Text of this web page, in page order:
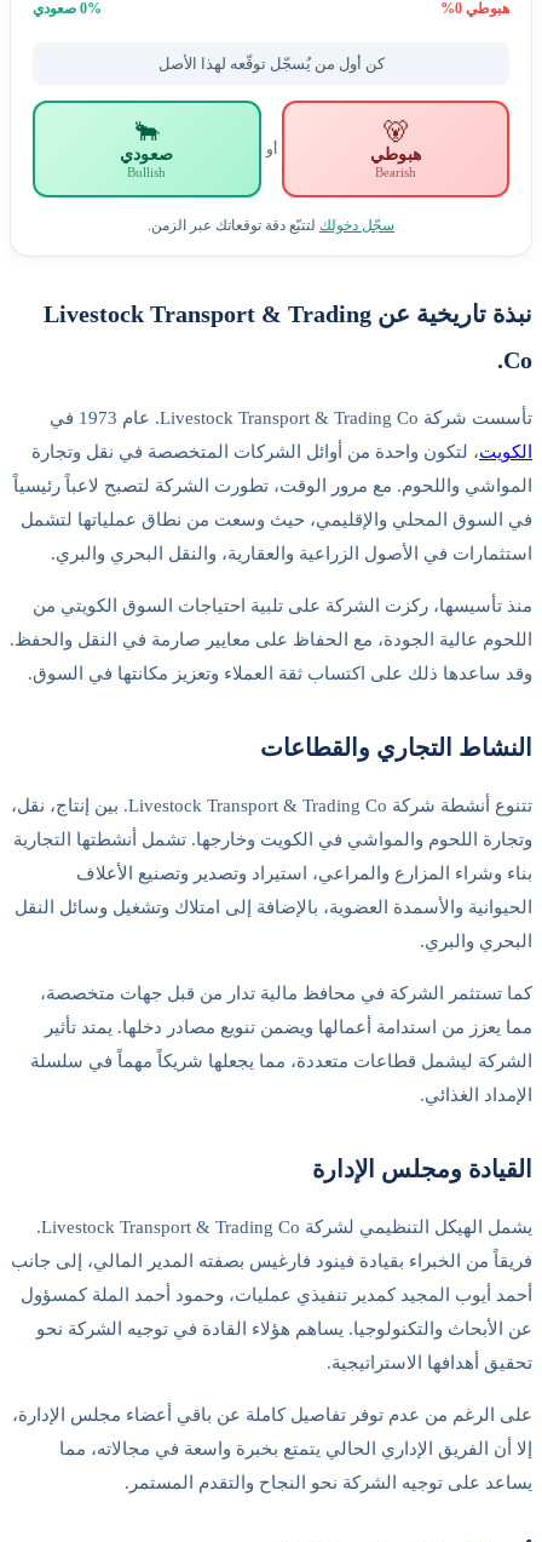
هبوطي 0
%
0% صعودي
كن أول من يُسجّل توقّعه لهذا الأصل
🐻
هبوطي
Bearish
أو
🐂
صعودي
Bullish
سجّل دخولك لتتبّع دقة توقعاتك عبر الزمن.
نبذة تاريخية عن Livestock Transport & Trading
Co.
تأسست شركة Livestock Transport & Trading Co. عام 1973 في
الكويت، لتكون واحدة من أوائل الشركات المتخصصة في نقل وتجارة
المواشي واللحوم. مع مرور الوقت، تطورت الشركة لتصبح لاعباً رئيسياً
في السوق المحلي والإقليمي، حيث وسعت من نطاق عملياتها لتشمل
استثمارات في الأصول الزراعية والعقارية، والنقل البحري والبري.
منذ تأسيسها، ركزت الشركة على تلبية احتياجات السوق الكويتي من
اللحوم عالية الجودة، مع الحفاظ على معايير صارمة في النقل والحفظ.
وقد ساعدها ذلك على اكتساب ثقة العملاء وتعزيز مكانتها في السوق.
النشاط التجاري والقطاعات
تتنوع أنشطة شركة Livestock Transport & Trading Co. بين إنتاج، نقل،
وتجارة اللحوم والمواشي في الكويت وخارجها. تشمل أنشطتها التجارية
بناء وشراء المزارع والمراعي، استيراد وتصدير وتصنيع الأعلاف
الحيوانية والأسمدة العضوية، بالإضافة إلى امتلاك وتشغيل وسائل النقل
البحري والبري.
كما تستثمر الشركة في محافظ مالية تدار من قبل جهات متخصصة،
مما يعزز من استدامة أعمالها ويضمن تنويع مصادر دخلها. يمتد تأثير
الشركة ليشمل قطاعات متعددة، مما يجعلها شريكاً مهماً في سلسلة
الإمداد الغذائي.
القيادة ومجلس الإدارة
يشمل الهيكل التنظيمي لشركة Livestock Transport & Trading Co.
فريقاً من الخبراء بقيادة فينود فارغيس بصفته المدير المالي، إلى جانب
أحمد أيوب المجيد كمدير تنفيذي عمليات، وحمود أحمد الملة كمسؤول
عن الأبحاث والتكنولوجيا. يساهم هؤلاء القادة في توجيه الشركة نحو
تحقيق أهدافها الاستراتيجية.
على الرغم من عدم توفر تفاصيل كاملة عن باقي أعضاء مجلس الإدارة،
إلا أن الفريق الإداري الحالي يتمتع بخبرة واسعة في مجالاته، مما
يساعد على توجيه الشركة نحو النجاح والتقدم المستمر.